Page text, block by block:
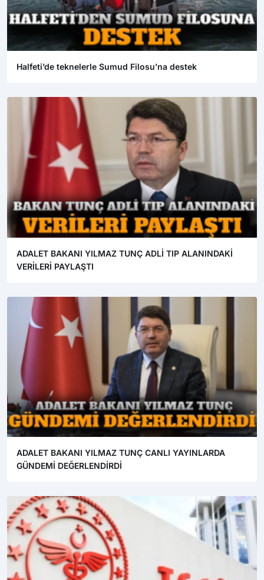
Halfeti’de teknelerle Sumud Filosu’na destek
ADALET BAKANI YILMAZ TUNÇ ADLİ TIP ALANINDAKİ
VERİLERİ PAYLAŞTI
ADALET BAKANI YILMAZ TUNÇ CANLI YAYINLARDA
GÜNDEMİ DEĞERLENDİRDİ